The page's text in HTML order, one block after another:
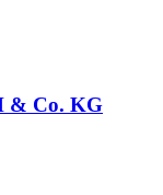
& Co. KG